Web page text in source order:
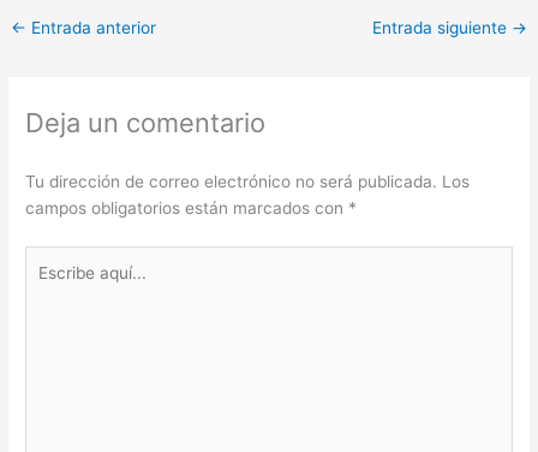
← Entrada anterior Entrada siguiente →
Deja un comentario
Tu dirección de correo electrónico no será publicada. Los
campos obligatorios están marcados con *
aquí...